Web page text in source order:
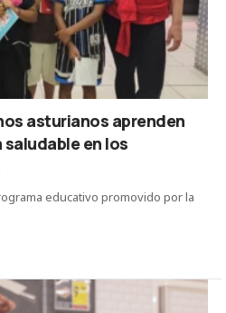
asturianos aprenden
en los
educativo promovido por la